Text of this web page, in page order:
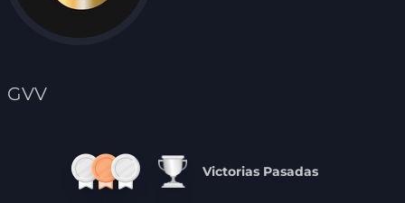
GVV
Victorias Pasadas